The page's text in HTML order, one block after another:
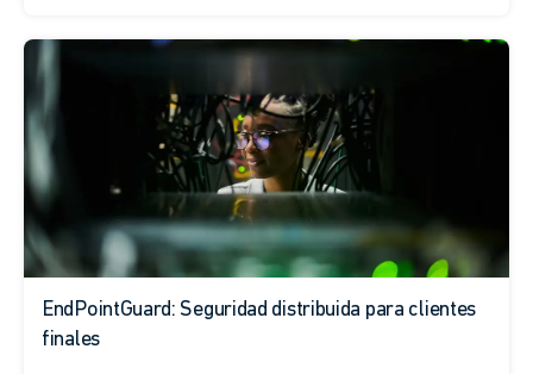
EndPointGuard: Seguridad distribuida para clientes
finales